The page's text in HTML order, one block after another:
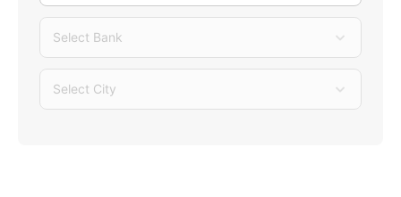
Select Bank
Select City